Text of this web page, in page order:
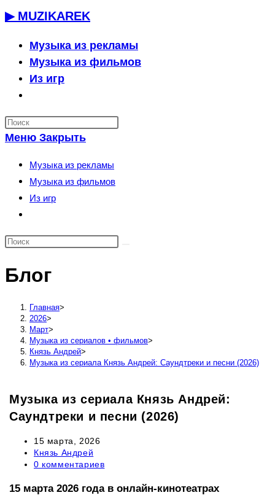
Перейти
содержимому
▶ MUZIKAREK
Музыка из рекламы
Музыка из фильмов
Из игр
по
веб-
сайту
Меню Закрыть
Музыка из рекламы
Музыка из фильмов
Из игр
по
сайту
Блог
Главная>
2026>
Март>
Музыка из сериалов • фильмов>
Князь Андрей>
Музыка из сериала Князь Андрей: Саундтреки и песни (2026)
Музыка из сериала Князь Андрей:
Саундтреки и песни (2026)
Запись
опубликована:
15 марта, 2026
Рубрика
записи:
Князь Андрей
Комментарии
записи:
0 комментариев
15 марта 2026 года в онлайн‑кинотеатрах